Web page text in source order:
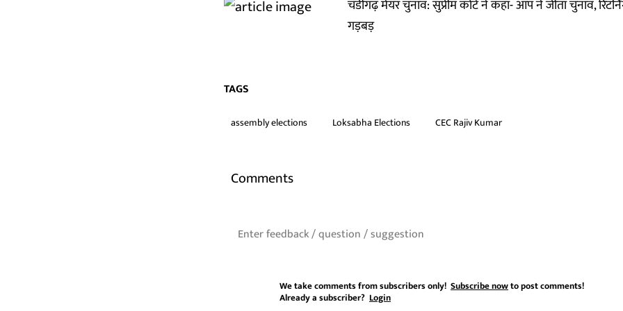
चंडीगढ़ मेयर चुनाव: सुप्रीम कोर्ट ने कहा- आप ने जीता चुनाव,
गड़बड़
TAGS
assembly elections Loksabha Elections CEC Rajiv Kumar
Comments
We take comments from subscribers only! Subscribe nowto post comments!
Already a subscriber? Login